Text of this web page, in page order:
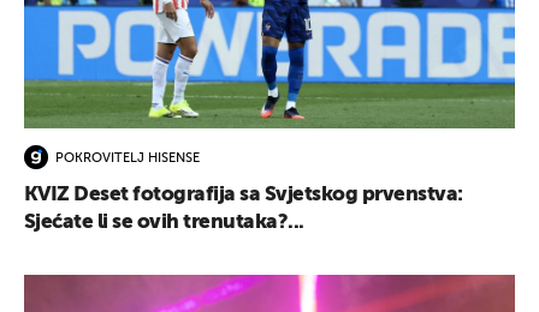
POKROVITELJ HISENSE
KVIZ Deset fotografija sa Svjetskog prvenstva:
Sjećate li se ovih trenutaka?...